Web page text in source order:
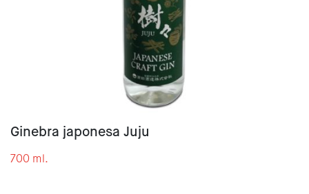
Ginebra japonesa Juju
700 ml.